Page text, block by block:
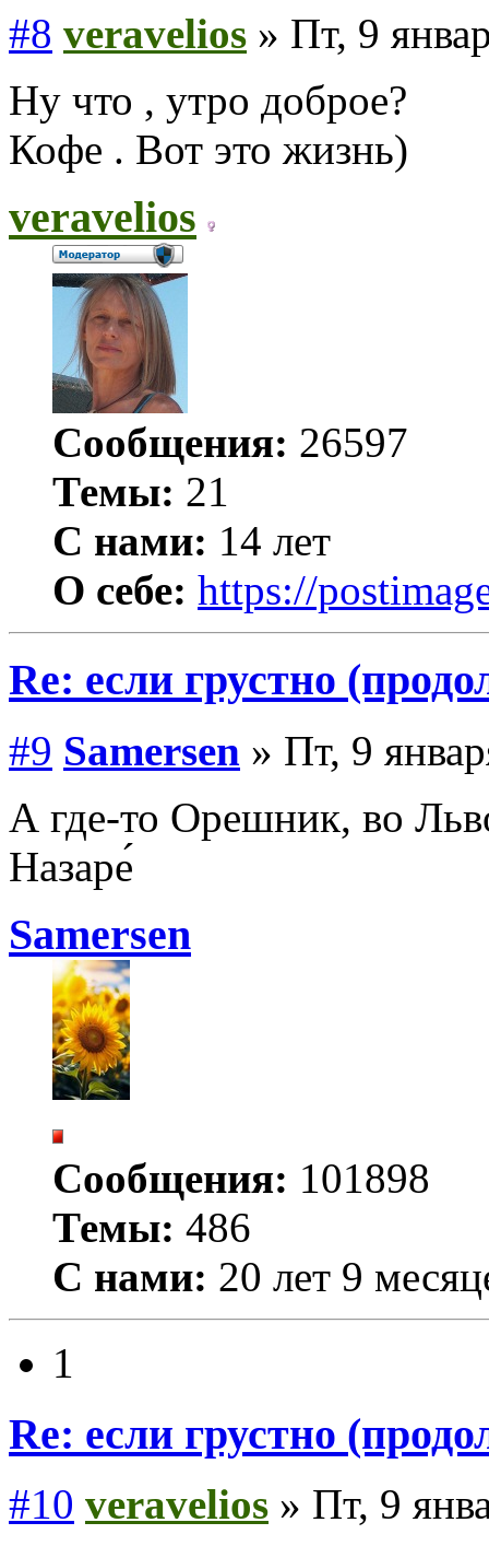
#8 veravelios » Пт, 9
Ну что , утро доброе?
Кофе . Вот это жизнь)
veravelios
Сообщения: 26597
Темы: 21
С нами: 14 лет
О себе: https://
Re: если грустно
#9 Samersen » Пт, 9
А где-то Орешник, во
Назаре́
Samersen
Сообщения: 101898
Темы: 486
С нами: 20 лет 9
1
Re: если грустно
#10 veravelios » Пт, 9